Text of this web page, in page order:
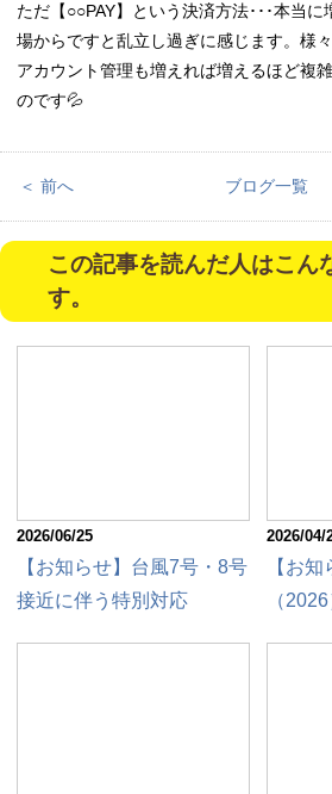
ただ【○○PAY】という決済方法･･･本当
場からですと乱立し過ぎに感じます。様
アカウント管理も増えれば増えるほど複
のです💦
＜ 前へ ブログ一覧
この記事を読んだ人はこん
す。
2026/06/25
【お知らせ】台風7号・8号
接近に伴う特別対応
2026/04/
【お
（2026